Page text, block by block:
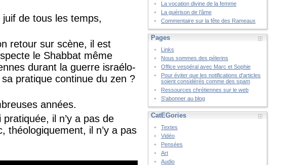
de tous les temps,
retour sur scène, il est
le Shabbat même
durant la guerre israélo-
pratique continue du zen ?
années.
il n’y a pas de
théologiquement, il n’y a pas
La vocation divine de la femme
La guérison de l’âme
Commentaire sur la fête des Rameaux
Pages
Links
Nous sommes des pélerins
Office vespéral avec Marc et Sophie
Pour éviter que les notifications d'articles
soient considérés comme des spam
Ressources chrétiennes sur le web
S'abonner au blog
CatÉGories
Textes
Vidéo
Pensées
Art
Audio